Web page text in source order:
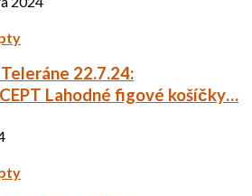
22.7.24:
Lahodné figové košíčky…